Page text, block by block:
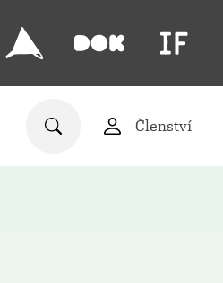
Členství